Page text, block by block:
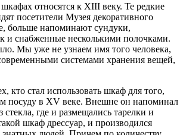
относятся к XIII веку. Те редкие
посетители Музея декоративного
больше напоминают сундуки,
и снабженные несколькими полочками.
Мы уже не узнаем имя того человека,
системами хранения вещей,
кто стал использовать шкаф для того,
посуду в XV веке. Внешне он напоминал
стекла, где и размещались тарелки и
шкаф дрессуар, и производился